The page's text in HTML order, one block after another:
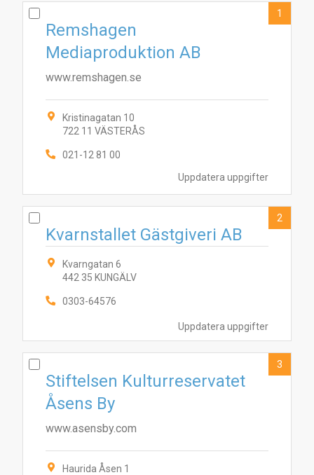
Uppdatera uppgifter
Remshagen
Mediaproduktion AB
www.remshagen.se
Kristinagatan 10
722 11 VÄSTERÅS
021-12 81 00
1
Uppdatera uppgifter
Kvarnstallet Gästgiveri AB
Kvarngatan 6
442 35 KUNGÄLV
0303-64576
2
Stiftelsen Kulturreservatet
Åsens By
www.asensby.com
Haurida Åsen 1
3